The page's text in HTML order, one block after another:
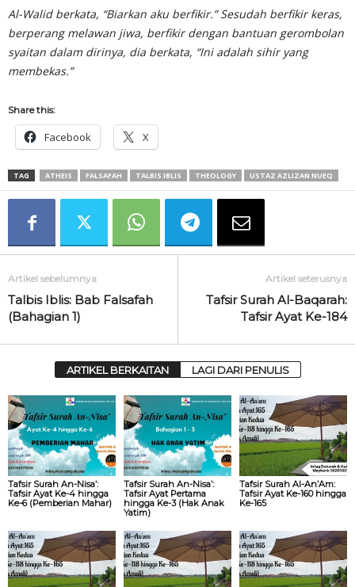
Al-Walid berkata, “Biarkan aku berfikir.” Sesudah berfikir keras,
berperang melawan jiwa, berfikir dengan bantuan gerombolan
syaitan dalam dirinya, dia berkata, “Ini adalah sihir yang
membekas.”
Share this:
Facebook X
TAG ATHEIS FALSAFAH TALBIS IBLIS THEOLOGY USTAZ AZLIZAN NUEQ
Artikel sebelumnya
Talbis Iblis: Bab Falsafah
(Bahagian 1)
Artikel seterusnya
Tafsir Surah Al-Baqarah:
Tafsir Ayat Ke-184
ARTIKEL BERKAITAN LAGI DARI PENULIS
Tafsir Surah An-Nisa’:
Tafsir Ayat Ke-4 hingga
Ke-6 (Pemberian Mahar)
Tafsir Surah An-Nisa’:
Tafsir Ayat Pertama
hingga Ke-3 (Hak Anak
Yatim)
Tafsir Surah Al-An’Am:
Tafsir Ayat Ke-160 hingga
Ke-165